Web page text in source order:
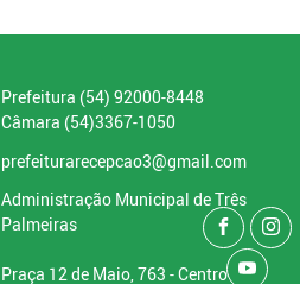
Prefeitura (54) 92000-8448
Câmara (54)3367-1050
prefeiturarecepcao3@gmail.com
Administração Municipal de Três
Palmeiras
Praça 12 de Maio, 763 - Centro